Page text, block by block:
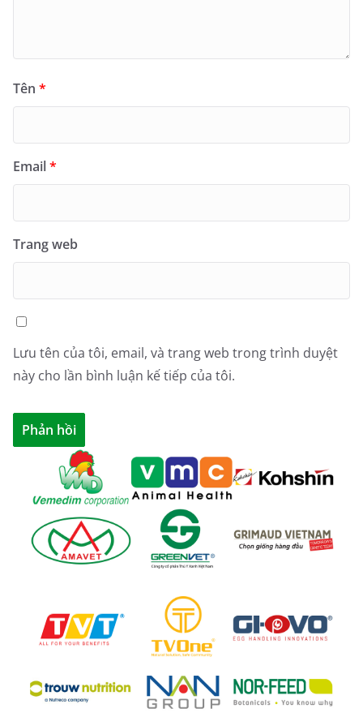
Tên *
Email*
Trang web
Lưu tên của tôi, email, và trang web trong trình duyệt
này cho lần bình luận kế tiếp của tôi.